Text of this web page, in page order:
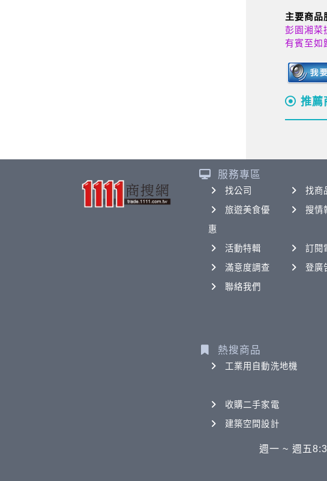
主要商品
彭園湘菜
有賓至如
推薦
服務專區
找公司
找商
旅遊美食優
惠
搜情
活動特輯
訂閱
滿意度調查
登廣
聯絡我們
熱搜商品
工業用自動洗地機
收購二手家電
建築空間設計
週一 ~ 週五